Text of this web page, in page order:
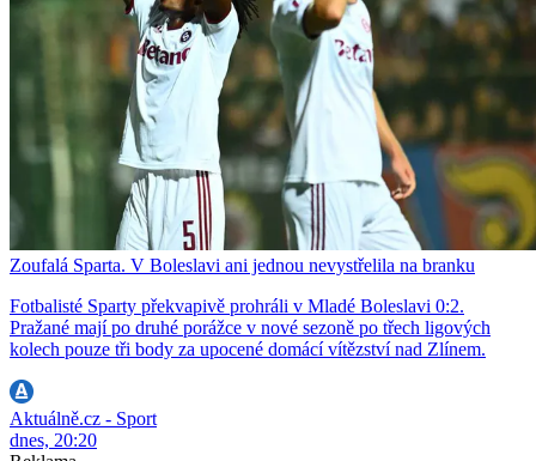
Zoufalá Sparta. V Boleslavi ani jednou nevystřelila na branku
Fotbalisté Sparty překvapivě prohráli v Mladé Boleslavi 0:2.
Pražané mají po druhé porážce v nové sezoně po třech ligových
kolech pouze tři body za upocené domácí vítězství nad Zlínem.
Aktuálně.cz - Sport
dnes, 20:20